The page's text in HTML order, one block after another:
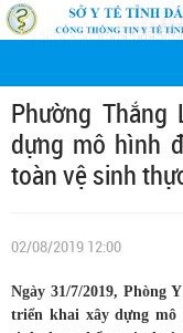
Phường
dựng mô hình
toàn vệ sinh
02/08/2019 12:00
Ngày 31/7/2019, Phòng
triển khai xây dựng mô